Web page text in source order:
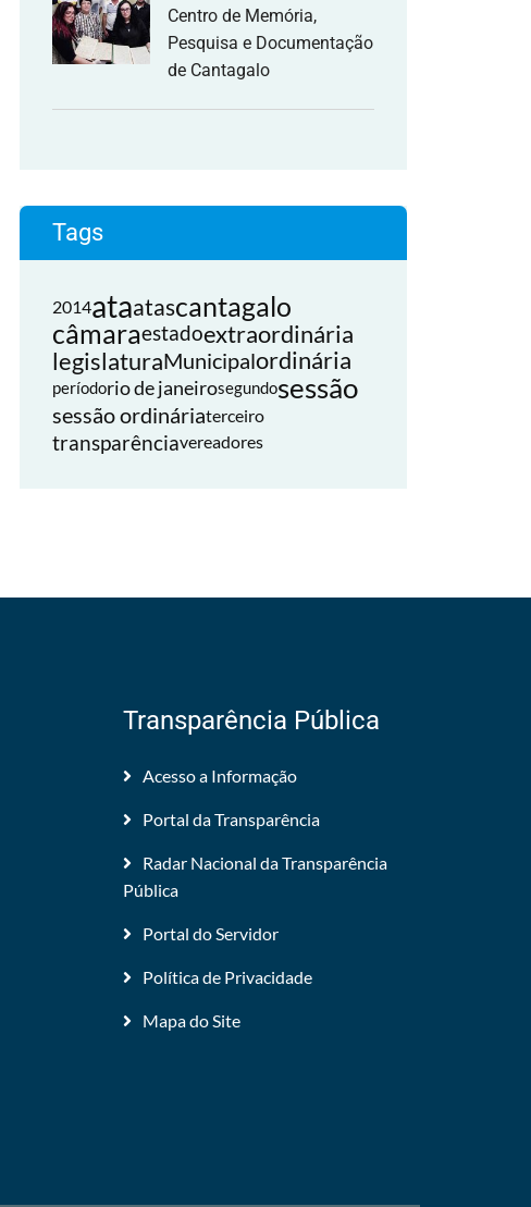
Centro de Memória,
Pesquisa e Documentação
de Cantagalo
Tags
2014ataatascantagalo
câmaraestadoextraordinária
legislaturaMunicipalordinária
períodorio de janeirosegundosessão
sessão ordináriaterceiro
transparênciavereadores
Transparência Pública
Acesso a Informação
Portal da Transparência
Radar Nacional da Transparência
Pública
Portal do Servidor
Política de Privacidade
Mapa do Site